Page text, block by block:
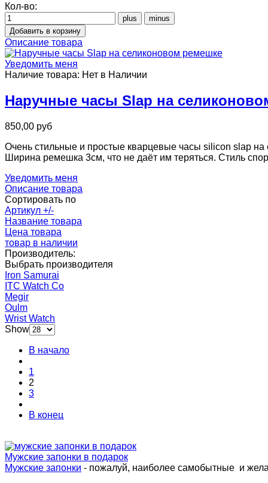
Кол-во:
Описание товара
Уведомить меня
Наличие товара: Нет в Наличии
Наручные часы Slap на
850,00 руб
Очень стильные и простые кварцевые часы silicon slap
Ширина ремешка 3см, что не даёт им теряться. Стиль
Уведомить меня
Описание товара
Сортировать по
Артикул +/-
Название товара
Цена товара
товар в наличии
Производитель:
Выбрать производителя
Iron Samurai
ITC Watch Co
Megir
Oulm
Wrist Watch
Show
В начало
1
2
3
В конец
Мужские запонки в подарок
Мужские запонки - пожалуй, наиболее самобытные и